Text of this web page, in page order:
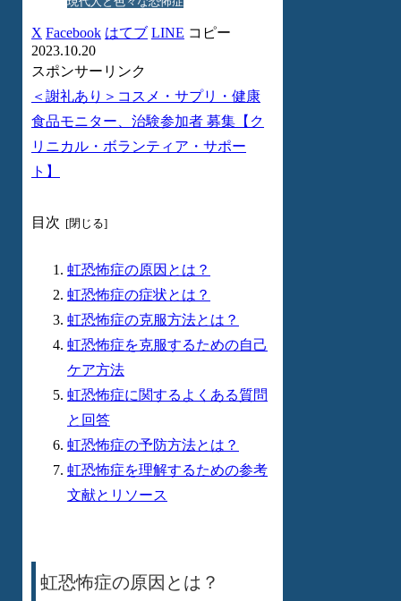
X Facebook はてブ LINE コピー
2023.10.20
スポンサーリンク
＜謝礼あり＞コスメ・サプリ・健康
食品モニター、治験参加者 募集【ク
リニカル・ボランティア・サポー
ト】
目次
虹恐怖症の原因とは？
虹恐怖症の症状とは？
虹恐怖症の克服方法とは？
虹恐怖症を克服するための自己
ケア方法
虹恐怖症に関するよくある質問
と回答
虹恐怖症の予防方法とは？
虹恐怖症を理解するための参考
文献とリソース
虹恐怖症の原因とは？